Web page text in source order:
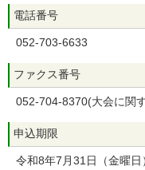
電話番号
052-703-6633
ファクス番号
052-704-8370(大会に関
申込期限
令和8年7月31日（金曜